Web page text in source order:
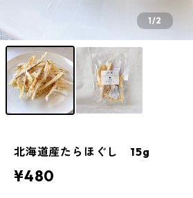
1/2
北海道産たらほぐし 15g
¥480